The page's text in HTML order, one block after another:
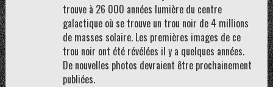
trouve à 26 000 années lumière du centre
galactique où se trouve un trou noir de 4 millions
de masses solaire. Les premières images de ce
trou noir ont été révélées il y a quelques années.
De nouvelles photos devraient être prochainement
publiées.